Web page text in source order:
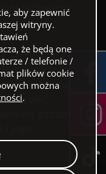
zachowanie psa.
szczekania,
intensywnej
aby zapewnić
witryny.
że będą one
/ telefonie /
plików cookie
można
.